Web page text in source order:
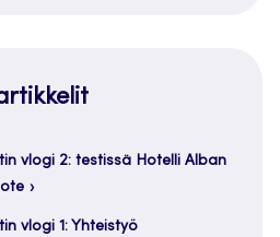
vlogi 2: testissä Hotelli Alban
vlogi 1: Yhteistyö